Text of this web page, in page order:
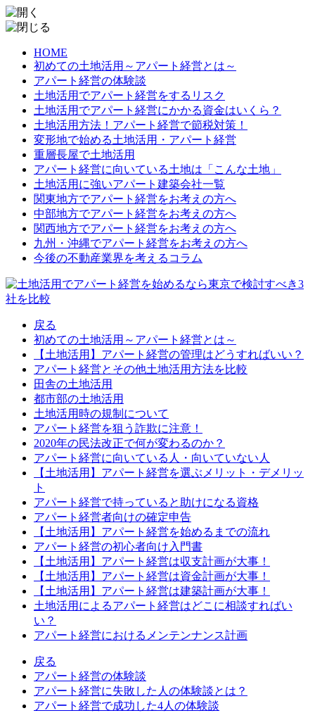
HOME
初めての土地活用～アパート経営とは～
アパート経営の体験談
土地活用でアパート経営をするリスク
土地活用でアパート経営にかかる資金はいくら？
土地活用方法！アパート経営で節税対策！
変形地で始める土地活用・アパート経営
重層長屋で土地活用
アパート経営に向いている土地は「こんな土地」
土地活用に強いアパート建築会社一覧
関東地方でアパート経営をお考えの方へ
中部地方でアパート経営をお考えの方へ
関西地方でアパート経営をお考えの方へ
九州・沖縄でアパート経営をお考えの方へ
今後の不動産業界を考えるコラム
戻る
初めての土地活用～アパート経営とは～
【土地活用】アパート経営の管理はどうすればいい？
アパート経営とその他土地活用方法を比較
田舎の土地活用
都市部の土地活用
土地活用時の規制について
アパート経営を狙う詐欺に注意！
2020年の民法改正で何が変わるのか？
アパート経営に向いている人・向いていない人
【土地活用】アパート経営を選ぶメリット・デメリッ
ト
アパート経営で持っていると助けになる資格
アパート経営者向けの確定申告
【土地活用】アパート経営を始めるまでの流れ
アパート経営の初心者向け入門書
【土地活用】アパート経営は収支計画が大事！
【土地活用】アパート経営は資金計画が大事！
【土地活用】アパート経営は建築計画が大事！
土地活用によるアパート経営はどこに相談すればい
い？
アパート経営におけるメンテンナンス計画
戻る
アパート経営の体験談
アパート経営に失敗した人の体験談とは？
アパート経営で成功した4人の体験談